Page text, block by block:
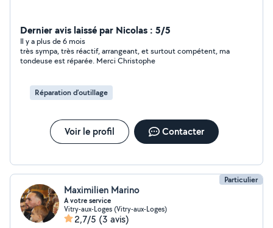
Dernier avis laissé par Nicolas : 5/5
Il y a plus de 6 mois
très sympa, très réactif, arrangeant, et surtout compétent, ma
tondeuse est réparée. Merci Christophe
Réparation d’outillage
Voir le profil Contacter
Particulier
Maximilien Marino
A votre service
Vitry-aux-Loges (Vitry-aux-Loges)
2,7/5 (3 avis)